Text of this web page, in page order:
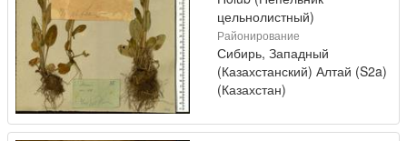
цельнолистный)
Районирование
Сибирь, Западный
(Казахстанский) Алтай (S2a)
(Казахстан)